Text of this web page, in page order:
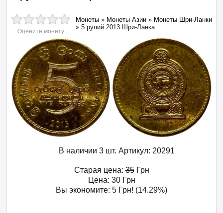
Оцените монету
Монеты » Монеты Азии » Монеты Шри-Ланки
» 5 рупий 2013 Шри-Ланка
В наличии 3 шт. Артикул: 20291
Старая цена:35Грн
Цена: 30 Грн
Вы экономите: 5 Грн! (14.29%)